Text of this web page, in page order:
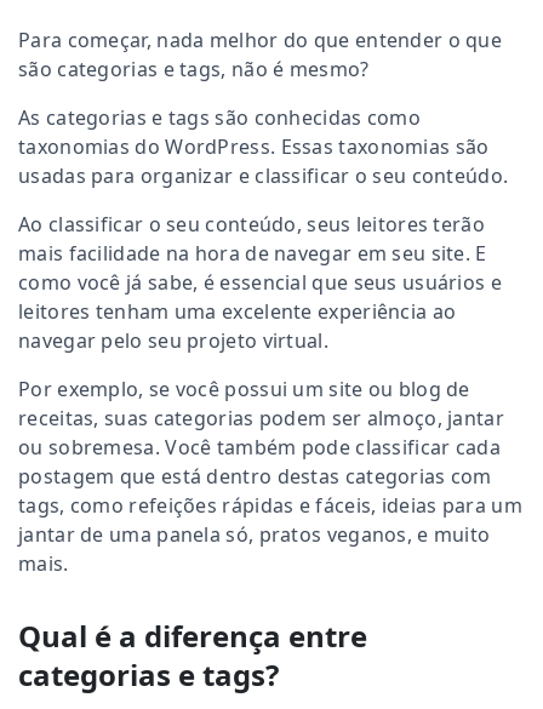
Para começar, nada melhor do que entender o que
são categorias e tags, não é mesmo?
As categorias e tags são conhecidas como
taxonomias do WordPress. Essas taxonomias são
usadas para organizar e classificar o seu conteúdo.
Ao classificar o seu conteúdo, seus leitores terão
mais facilidade na hora de navegar em seu site. E
como você já sabe, é essencial que seus usuários e
leitores tenham uma excelente experiência ao
navegar pelo seu projeto virtual.
Por exemplo, se você possui um site ou blog de
receitas, suas categorias podem ser almoço, jantar
ou sobremesa. Você também pode classificar cada
postagem que está dentro destas categorias com
tags, como refeições rápidas e fáceis, ideias para um
jantar de uma panela só, pratos veganos, e muito
mais.
Qual é a diferença entre
categorias e tags?